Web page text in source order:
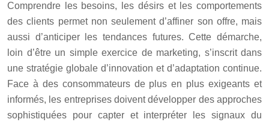
Comprendre les besoins, les désirs et les comportements
des clients permet non seulement d’affiner son offre, mais
aussi d’anticiper les tendances futures. Cette démarche,
loin d’être un simple exercice de marketing, s’inscrit dans
une stratégie globale d’innovation et d’adaptation continue.
Face à des consommateurs de plus en plus exigeants et
informés, les entreprises doivent développer des approches
sophistiquées pour capter et interpréter les signaux du